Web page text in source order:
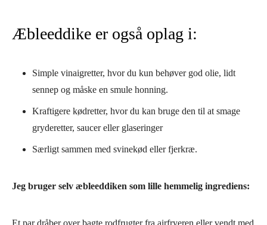
Æbleeddike er også oplag i:
Simple vinaigretter, hvor du kun behøver god olie, lidt
sennep og måske en smule honning.
Kraftigere kødretter, hvor du kan bruge den til at smage
gryderetter, saucer eller glaseringer
Særligt sammen med svinekød eller fjerkræ.
Jeg bruger selv æbleeddiken som lille hemmelig ingrediens:
Et par dråber over bagte rodfrugter fra airfryeren eller vendt med